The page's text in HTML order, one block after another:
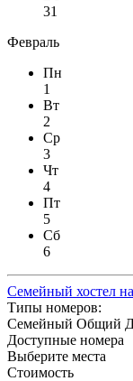
31
Февраль
Пн
1
Вт
2
Ср
3
Чт
4
Пт
5
Сб
6
Семейный хостел
Типы номеров:
Семейный Общий
Доступные номера
Выберите места
Стоимость